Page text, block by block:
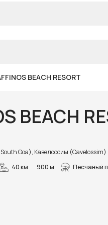
BEACH RESORT
BEACH
Goa), Кавелоссим (Cavelossim)
40 км
900 м Песчаный